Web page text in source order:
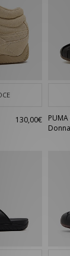
130,00€
Donna